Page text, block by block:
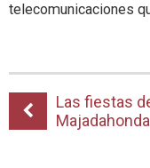
telecomunicaciones
Las fiestas